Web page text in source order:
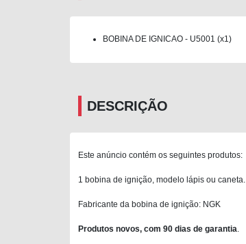
BOBINA DE IGNICAO - U5001 (x1)
DESCRIÇÃO
Este anúncio contém os seguintes produtos:
1 bobina de ignição, modelo lápis ou caneta.
Fabricante da bobina de ignição: NGK
Produtos novos, com 90 dias de garantia.